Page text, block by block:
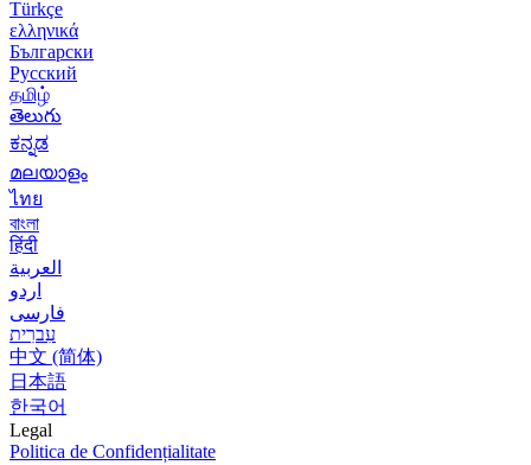
Türkçe
ελληνικά
Български
Русский
தமிழ்
తెలుగు
ಕನ್ನಡ
മലയാളം
ไทย
বাংলা
हिंदी
العربية
اردو
فارسی
עִברִית
中文 (简体)
日本語
한국어
Legal
Politica de Confidențialitate